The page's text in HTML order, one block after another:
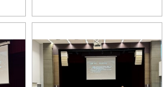
02-政風處葉清燊副處長致詞